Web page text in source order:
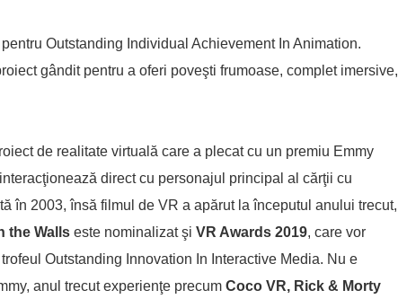
pentru Outstanding Individual Achievement In Animation.
gândit pentru a oferi poveşti frumoase, complet imersive,
de realitate virtuală care a plecat cu un premiu Emmy
direct cu personajul principal al cărţii cu
în 2003, însă filmul de VR a apărut la începutul anului trecut,
the Walls este nominalizat şi VR Awards 2019, care vor
Outstanding Innovation In Interactive Media. Nu e
anul trecut experienţe precum Coco VR, Rick & Morty